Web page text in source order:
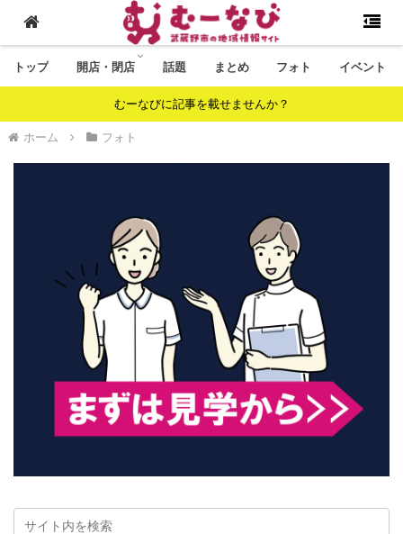
トップ 開店・閉店 話題 まとめ フォト イベント
むーなびに記事を載せませんか？
ホーム フォト